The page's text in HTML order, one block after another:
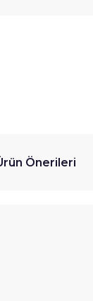
Önerileri